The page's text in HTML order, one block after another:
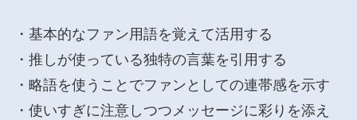
・基本的なファン用語を覚えて活用する
・推しが使っている独特の言葉を引用する
・略語を使うことでファンとしての連帯感を示す
・使いすぎに注意しつつメッセージに彩りを添え